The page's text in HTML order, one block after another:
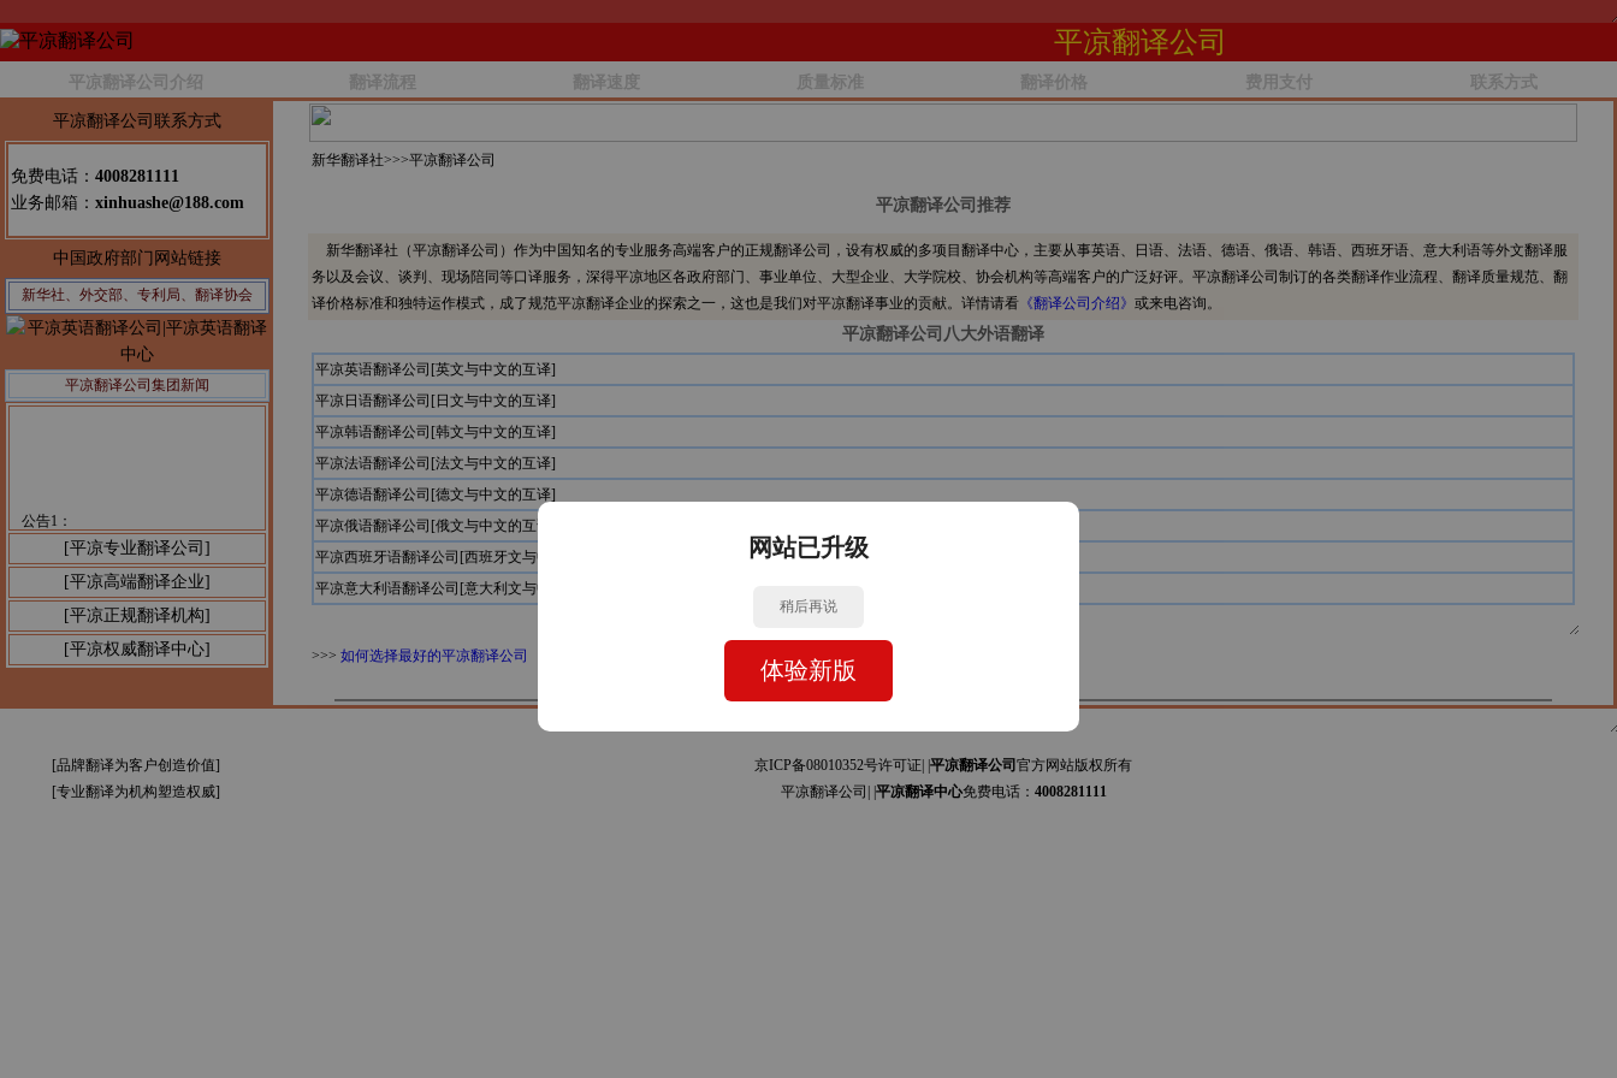
平凉翻译公司
平凉翻译公司介绍 翻译流程 翻译速度 质量标准 翻译价格 费用支付 联系方式
平凉翻译公司联系方式
免费电话： 4008281111
业务邮箱： xinhuashe@188.com
中国政府部门网站链接
新华社、外交部、专利局、翻译协会
平凉翻译公司集团新闻
公告1：
[平凉专业翻译公司]
[平凉高端翻译企业]
[平凉正规翻译机构]
[平凉权威翻译中心]
新华翻译社>>>平凉翻译公司
平凉翻译公司推荐
新华翻译社（平凉翻译公司）作为中国知名的专业服务高端客户的正规翻译公司，设有权威的多项目翻译中心，主要从事英语、日语、法语、德语、俄语、韩语、西班牙语、意大利语等外文翻译服
务以及会议、谈判、现场陪同等口译服务，深得平凉地区各政府部门、事业单位、大型企业、大学院校、协会机构等高端客户的广泛好评。平凉翻译公司制订的各类翻译作业流程、翻译质量规范、翻
译价格标准和独特运作模式，成了规范平凉翻译企业的探索之一，这也是我们对平凉翻译事业的贡献。详情请看 《翻译公司介绍》 或来电咨询。
平凉翻译公司八大外语翻译
平凉英语翻译公司[英文与中文的互译]
平凉日语翻译公司[日文与中文的互译]
平凉韩语翻译公司[韩文与中文的互译]
平凉法语翻译公司[法文与中文的互译]
平凉德语翻译公司[德文与中文的互译]
平凉俄语翻译公司[俄文与中文的互译]
平凉西班牙语翻译公司[西班牙文与中文的互译]
平凉意大利语翻译公司[意大利文与中文的互译]
>>> 如何选择最好的平凉翻译公司
[品牌翻译为客户创造价值]
[专业翻译为机构塑造权威]
京ICP备08010352号许可证| | 平凉翻译公司 官方网站版权所有
平凉翻译公司| | 平凉翻译中心免费电话： 4008281111
网站已升级
稍后再说
体验新版